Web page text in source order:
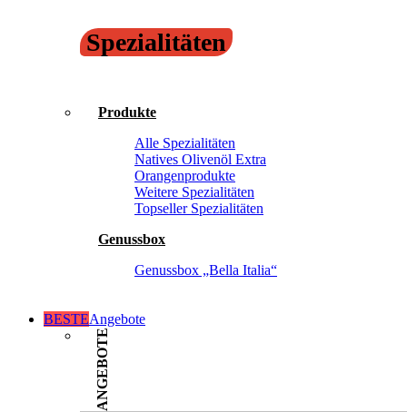
Spezialitäten
Produkte
Alle Spezialitäten
Natives Olivenöl Extra
Orangenprodukte
Weitere Spezialitäten
Topseller Spezialitäten
Genussbox
Genussbox „Bella Italia“
BESTEAngebote
ANGEBOTE